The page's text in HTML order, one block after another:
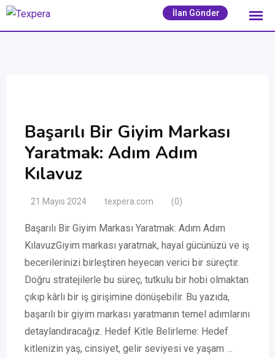
İçeriğe
İlan Gönder
Başarılı Bir Giyim Markası
Yaratmak: Adım Adım
Kılavuz
21 Mayıs 2024 texpera.com (0)
Başarılı Bir Giyim Markası Yaratmak: Adım Adım
KılavuzGiyim markası yaratmak, hayal gücünüzü ve iş
becerilerinizi birleştiren heyecan verici bir süreçtir.
Doğru stratejilerle bu süreç, tutkulu bir hobi olmaktan
çıkıp kârlı bir iş girişimine dönüşebilir. Bu yazıda,
başarılı bir giyim markası yaratmanın temel adımlarını
detaylandıracağız. Hedef Kitle Belirleme: Hedef
kitlenizin yaş, cinsiyet, gelir seviyesi ve yaşam …